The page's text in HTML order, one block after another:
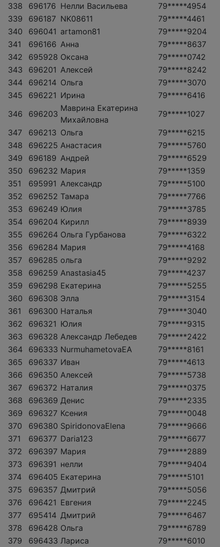
338
696176 Нелли Васильева
79*****4954
339
696187 NK08611
79*****4461
340
696041 artamon81
79*****9204
341
696166 Анна
79*****8637
342
695928 Оксана
79*****0742
343
696201 Алексей
79*****8242
344
696214 Ольга
79*****3070
345
696221 Ирина
79*****6416
346
696203
Маврина Екатерина
Михайловна
79*****1027
347
696213 Ольга
79*****6215
348
696225 Анастасия
79*****5760
349
696189 Андрей
79*****6529
350
696232 Мария
79*****1359
351
695991 Александр
79*****5100
352
696252 Тамара
79*****7766
353
696249 Юлия
79*****3785
354
696204 Кирилл
79*****8939
355
696264 Ольга Гурбанова
79*****6322
356
696284 Мария
79*****4168
357
696285 ольга
79*****9292
358
696259 Anastasia45
79*****4237
359
696298 Екатерина
79*****5255
360
696308 Элла
79*****3154
361
696300 Наталья
79*****3040
362
696321 Юлия
79*****9315
363
696328 Александр Лебедев
79*****2422
364
696333 NurmuhametovaEA
79*****8161
365
696337 Иван
79*****4613
366
696350 Алексей
79*****5738
367
696372 Наталия
79*****0375
368
696369 Денис
79*****2335
369
696327 Ксения
79*****0048
370
696380 SpiridonovaElena
79*****9666
371
696377 Daria123
79*****6677
372
696397 Мария
79*****2889
373
696391 нелли
79*****9404
374
696405 Екатерина
79*****5101
375
696357 Дмитрий
79*****5056
376
696421 Евгения
79*****2245
377
695414 Дмитрий
79*****6467
378
696428 Ольга
79*****6789
379
696433 Лариса 79*****6010